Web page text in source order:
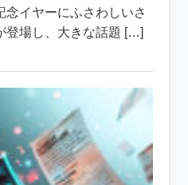
念イヤーにふさわしいさ
登場し、大きな話題 […]